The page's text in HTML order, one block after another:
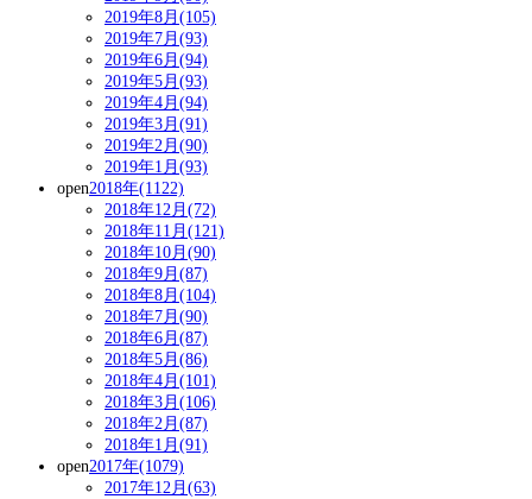
2019年8月(105)
2019年7月(93)
2019年6月(94)
2019年5月(93)
2019年4月(94)
2019年3月(91)
2019年2月(90)
2019年1月(93)
open2018年(1122)
2018年12月(72)
2018年11月(121)
2018年10月(90)
2018年9月(87)
2018年8月(104)
2018年7月(90)
2018年6月(87)
2018年5月(86)
2018年4月(101)
2018年3月(106)
2018年2月(87)
2018年1月(91)
open2017年(1079)
2017年12月(63)